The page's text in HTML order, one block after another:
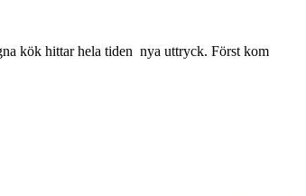
kök hittar hela tiden nya uttryck. Först kom